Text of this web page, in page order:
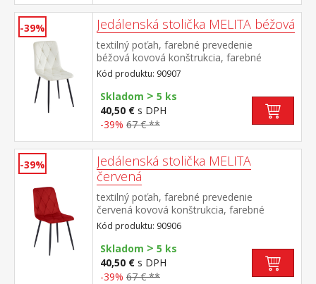
-39% Jedálenská stolička MELITA béžová
textilný poťah, farebné prevedenie
béžová kovová konštrukcia, farebné
prevedenie čierna výška sedu 50
cm odporúčaná nosnosť do 120 kg
Kód produktu: 90907
Skladom > 5 ks
40,50 € s DPH
-39% 67 € **
-39%
Jedálenská stolička MELITA
červená
textilný poťah, farebné prevedenie
červená kovová konštrukcia, farebné
prevedenie čierna výška sedu 50
cm odporúčaná nosnosť do 120 kg
Kód produktu: 90906
Skladom > 5 ks
40,50 € s DPH
-39% 67 € **